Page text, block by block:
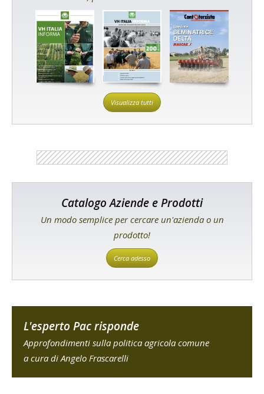
Visualizza tutti
Catalogo Aziende e Prodotti
Un modo semplice per cercare un'azienda o un
prodotto!
Cerca adesso
L'esperto Pac risponde
Approfondimenti sulla politica agricola comune
a cura di Angelo Frascarelli